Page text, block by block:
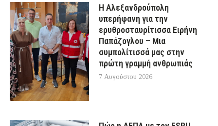
Η Αλεξανδρούπολη
υπερήφανη για την
ερυθροσταυρίτισσα Ειρήνη
Παπάζογλου – Μια
συμπολίτισσά μας στην
πρώτη γραμμή ανθρωπιάς
7 Αυγούστου 2026